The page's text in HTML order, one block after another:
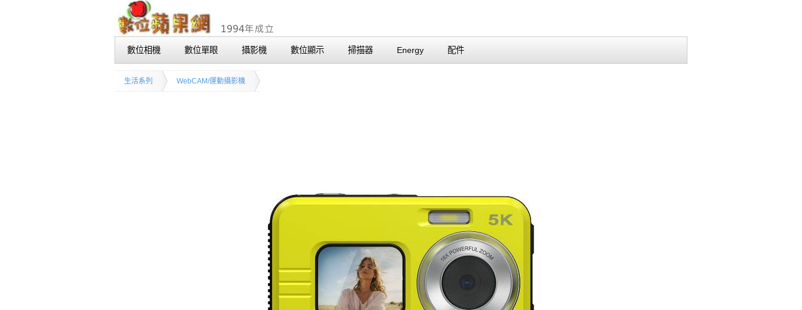
數位相機 數位單眼 攝影機 數位顯示 掃描器 Energy 配件
生活系列 WebCAM/運動攝影機